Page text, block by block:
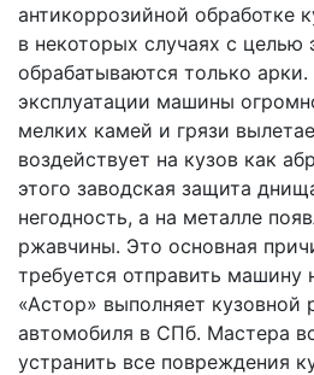
антикоррозийной обработке
в некоторых случаях с целью
обрабатываются только
эксплуатации машины
мелких камей и грязи
воздействует на кузов как
этого заводская защита
негодность, а на металле
ржавчины. Это основная
требуется отправить машину
«Астор» выполняет кузовной
автомобиля в СПб. Мастера
устранить все повреждения